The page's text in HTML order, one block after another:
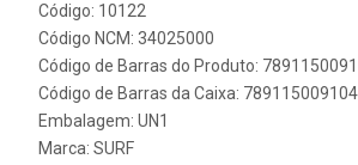
Código: 10122
Código NCM: 34025000
Código de Barras do Produto:
Código de Barras da Caixa:
Embalagem: UN1
Marca: SURF